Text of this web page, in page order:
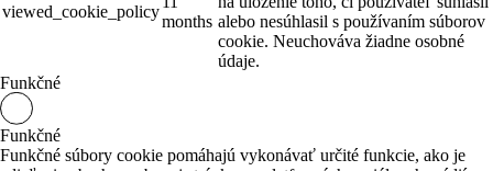
viewed_cookie_policy
months alebo nesúhlasil s používaním súborov
cookie. Neuchováva žiadne osobné
údaje.
Funkčné
Funkčné
Funkčné súbory cookie pomáhajú vykonávať určité funkcie, ako je